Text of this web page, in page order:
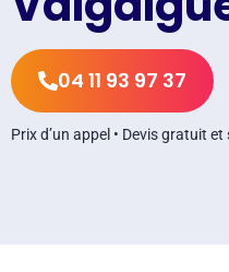
04 11 93 97 37
Prix d’un appel • Devis gratuit